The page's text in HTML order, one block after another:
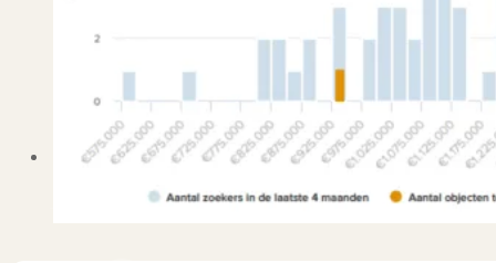
Maak gebruik van ons netwerk